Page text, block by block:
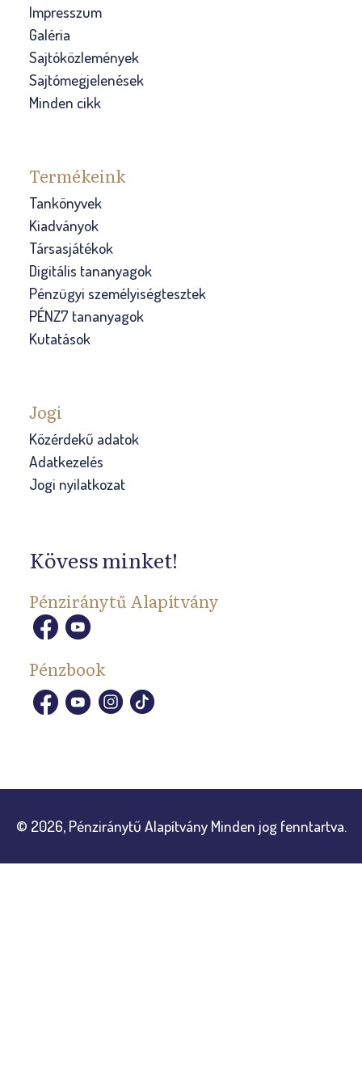
Impresszum
Galéria
Sajtóközlemények
Sajtómegjelenések
Minden cikk
Termékeink
Tankönyvek
Kiadványok
Társasjátékok
Digitális tananyagok
Pénzügyi személyiségtesztek
PÉNZ7 tananyagok
Kutatások
Jogi
Közérdekű adatok
Adatkezelés
Jogi nyilatkozat
Kövess minket!
Pénziránytű Alapítvány
Pénzbook
© 2026, Pénziránytű Alapítvány Minden jog fenntartva.